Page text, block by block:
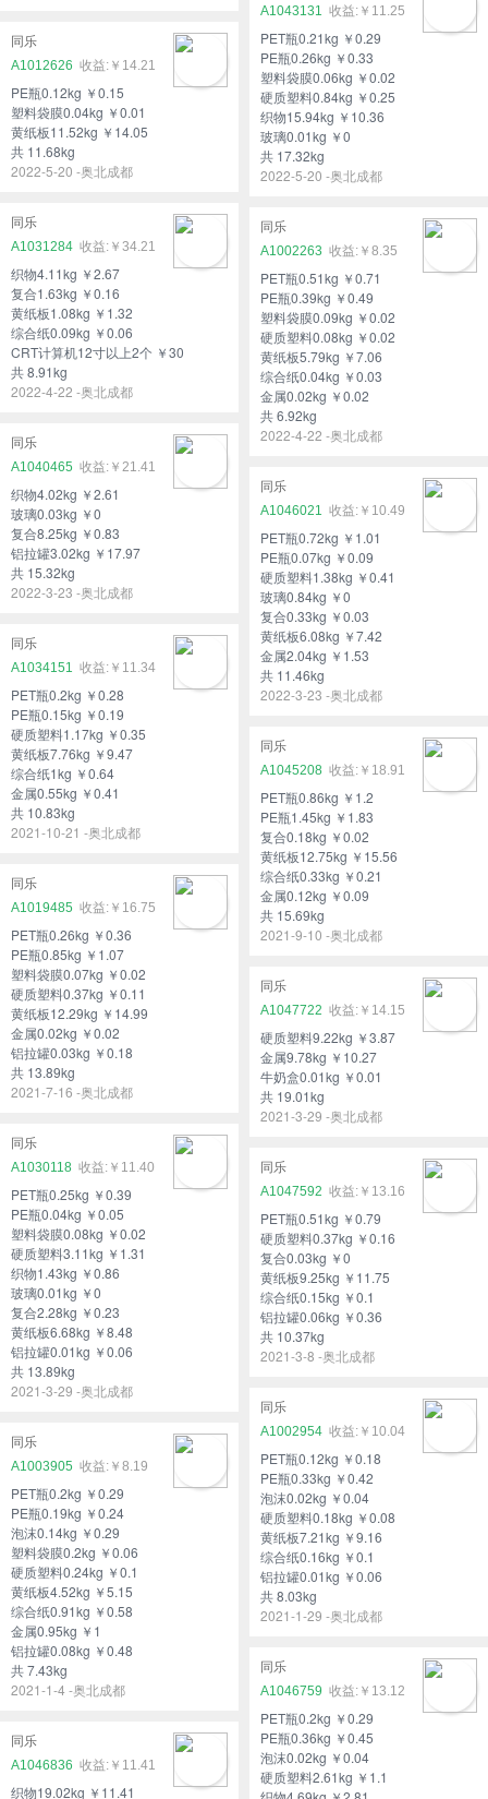
A1043131
￥11.25
PET瓶0.21kg ￥0.29
PE瓶0.26kg ￥0.33
塑料袋膜0.06kg ￥0.02
硬质塑料0.84kg ￥0.25
织物15.94kg ￥10.36
玻璃0.01kg ￥0
共 17.32kg
2022-5-20 -奥北成都
同乐
A1012626
￥14.21
PE瓶0.12kg ￥0.15
塑料袋膜0.04kg ￥0.01
黄纸板11.52kg ￥14.05
共 11.68kg
2022-5-20 -奥北成都
同乐
A1031284
￥34.21
织物4.11kg ￥2.67
复合1.63kg ￥0.16
黄纸板1.08kg ￥1.32
综合纸0.09kg ￥0.06
CRT计算机12寸以上2个 ￥30
共 8.91kg
2022-4-22 -奥北成都
同乐
A1002263
￥8.35
PET瓶0.51kg ￥0.71
PE瓶0.39kg ￥0.49
塑料袋膜0.09kg ￥0.02
硬质塑料0.08kg ￥0.02
黄纸板5.79kg ￥7.06
综合纸0.04kg ￥0.03
金属0.02kg ￥0.02
共 6.92kg
2022-4-22 -奥北成都
同乐
A1040465
￥21.41
织物4.02kg ￥2.61
玻璃0.03kg ￥0
复合8.25kg ￥0.83
铝拉罐3.02kg ￥17.97
共 15.32kg
2022-3-23 -奥北成都
同乐
A1046021
￥10.49
PET瓶0.72kg ￥1.01
PE瓶0.07kg ￥0.09
硬质塑料1.38kg ￥0.41
玻璃0.84kg ￥0
复合0.33kg ￥0.03
黄纸板6.08kg ￥7.42
金属2.04kg ￥1.53
共 11.46kg
2022-3-23 -奥北成都
同乐
A1034151
￥11.34
PET瓶0.2kg ￥0.28
PE瓶0.15kg ￥0.19
硬质塑料1.17kg ￥0.35
黄纸板7.76kg ￥9.47
综合纸1kg ￥0.64
金属0.55kg ￥0.41
共 10.83kg
2021-10-21 -奥北成都
同乐
A1045208
￥18.91
PET瓶0.86kg ￥1.2
PE瓶1.45kg ￥1.83
复合0.18kg ￥0.02
黄纸板12.75kg ￥15.56
综合纸0.33kg ￥0.21
金属0.12kg ￥0.09
共 15.69kg
2021-9-10 -奥北成都
同乐
A1019485
￥16.75
PET瓶0.26kg ￥0.36
PE瓶0.85kg ￥1.07
塑料袋膜0.07kg ￥0.02
硬质塑料0.37kg ￥0.11
黄纸板12.29kg ￥14.99
金属0.02kg ￥0.02
铝拉罐0.03kg ￥0.18
共 13.89kg
2021-7-16 -奥北成都
同乐
A1047722
￥14.15
硬质塑料9.22kg ￥3.87
金属9.78kg ￥10.27
牛奶盒0.01kg ￥0.01
共 19.01kg
2021-3-29 -奥北成都
同乐
A1030118
￥11.40
PET瓶0.25kg ￥0.39
PE瓶0.04kg ￥0.05
塑料袋膜0.08kg ￥0.02
硬质塑料3.11kg ￥1.31
织物1.43kg ￥0.86
玻璃0.01kg ￥0
复合2.28kg ￥0.23
黄纸板6.68kg ￥8.48
铝拉罐0.01kg ￥0.06
共 13.89kg
2021-3-29 -奥北成都
同乐
A1047592
￥13.16
PET瓶0.51kg ￥0.79
硬质塑料0.37kg ￥0.16
复合0.03kg ￥0
黄纸板9.25kg ￥11.75
综合纸0.15kg ￥0.1
铝拉罐0.06kg ￥0.36
共 10.37kg
2021-3-8 -奥北成都
同乐
A1002954
￥10.04
PET瓶0.12kg ￥0.18
PE瓶0.33kg ￥0.42
泡沫0.02kg ￥0.04
硬质塑料0.18kg ￥0.08
黄纸板7.21kg ￥9.16
综合纸0.16kg ￥0.1
铝拉罐0.01kg ￥0.06
共 8.03kg
2021-1-29 -奥北成都
同乐
A1003905
￥8.19
PET瓶0.2kg ￥0.29
PE瓶0.19kg ￥0.24
泡沫0.14kg ￥0.29
塑料袋膜0.2kg ￥0.06
硬质塑料0.24kg ￥0.1
黄纸板4.52kg ￥5.15
综合纸0.91kg ￥0.58
金属0.95kg ￥1
铝拉罐0.08kg ￥0.48
共 7.43kg
2021-1-4 -奥北成都
同乐
A1046759
￥13.12
PET瓶0.2kg ￥0.29
PE瓶0.36kg ￥0.45
泡沫0.02kg ￥0.04
硬质塑料2.61kg ￥1.1
同乐
A1046836
￥11.41
织物19.02kg ￥11.41